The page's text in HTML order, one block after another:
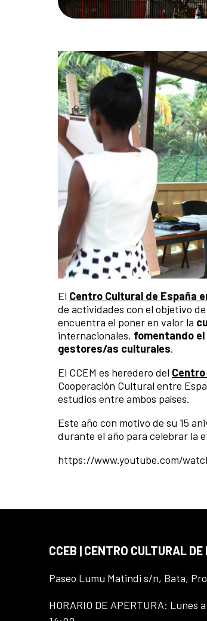
El Centro Cultural de España
de actividades con el objetivo
encuentra el poner en valor la
internacionales, fomentando
gestores/as culturales.
El CCEM es heredero del
Cooperación Cultural entre
estudios entre ambos países.
Este año con motivo de su 15
durante el año para celebrar la
https://www.youtube.com/
CCEB | CENTRO CULTURAL
Paseo Lumu Matindi s/n, Bata,
HORARIO DE APERTURA: Lunes